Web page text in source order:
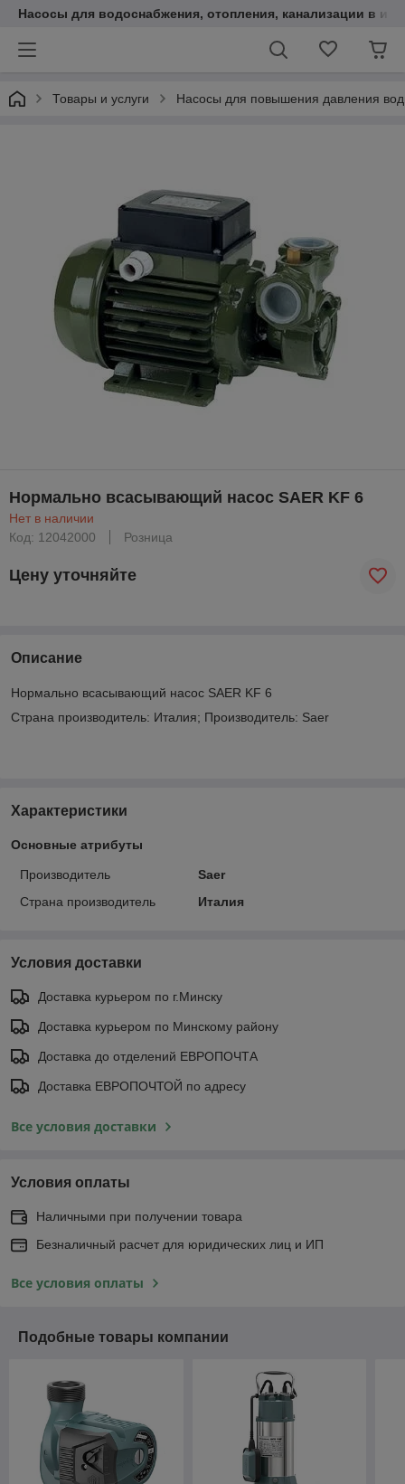
Насосы для водоснабжения, отопления, канализации в
Товары и услуги Насосы для повышения давления
Нормально всасывающий насос SAER KF 6
Нет в наличии
Код: 12042000
Розница
Цену уточняйте
Описание
Нормально всасывающий насос SAER KF 6
Страна производитель: Италия; Производитель: Saer
Характеристики
Основные атрибуты
Производитель
Saer
Страна производитель
Италия
Условия доставки
Доставка курьером по г.Минску
Доставка курьером по Минскому району
Доставка до отделений ЕВРОПОЧТА
Доставка ЕВРОПОЧТОЙ по адресу
Все условия доставки
Условия оплаты
Наличными при получении товара
Безналичный расчет для юридических лиц и ИП
Все условия оплаты
Подобные товары компании